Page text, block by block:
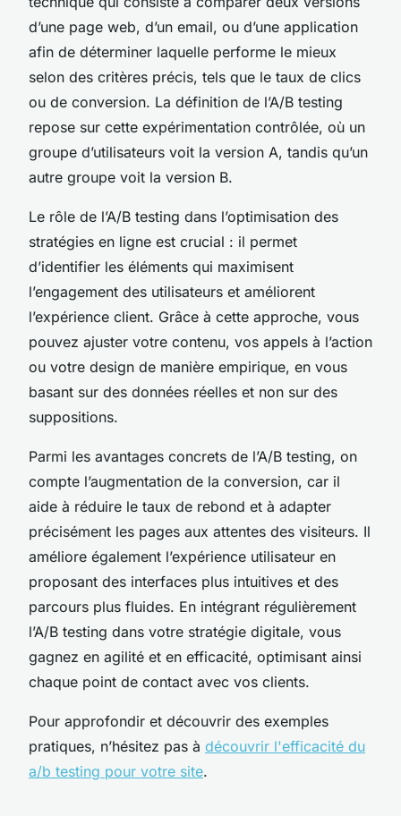
d’une page web, d’un email, ou d’une application
afin de déterminer laquelle performe le mieux
selon des critères précis, tels que le taux de clics
ou de conversion. La définition de l’A/B testing
repose sur cette expérimentation contrôlée, où un
groupe d’utilisateurs voit la version A, tandis qu’un
autre groupe voit la version B.
Le rôle de l’A/B testing dans l’optimisation des
stratégies en ligne est crucial : il permet
d’identifier les éléments qui maximisent
l’engagement des utilisateurs et améliorent
l’expérience client. Grâce à cette approche, vous
pouvez ajuster votre contenu, vos appels à l’action
ou votre design de manière empirique, en vous
basant sur des données réelles et non sur des
suppositions.
Parmi les avantages concrets de l’A/B testing, on
compte l’augmentation de la conversion, car il
aide à réduire le taux de rebond et à adapter
précisément les pages aux attentes des visiteurs. Il
améliore également l’expérience utilisateur en
proposant des interfaces plus intuitives et des
parcours plus fluides. En intégrant régulièrement
l’A/B testing dans votre stratégie digitale, vous
gagnez en agilité et en efficacité, optimisant ainsi
chaque point de contact avec vos clients.
Pour approfondir et découvrir des exemples
pratiques, n’hésitez pas à découvrir l'efficacité du
a/b testing pour votre site.